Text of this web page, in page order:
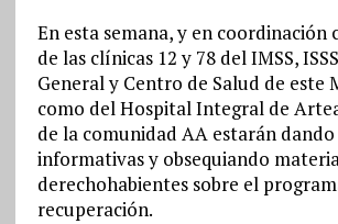
En esta semana, y en coordinación
de las clínicas 12 y 78 del IMSS,
General y Centro de Salud de este
como del Hospital Integral de
de la comunidad AA estarán
informativas y obsequiando
derechohabientes sobre el
recuperación.